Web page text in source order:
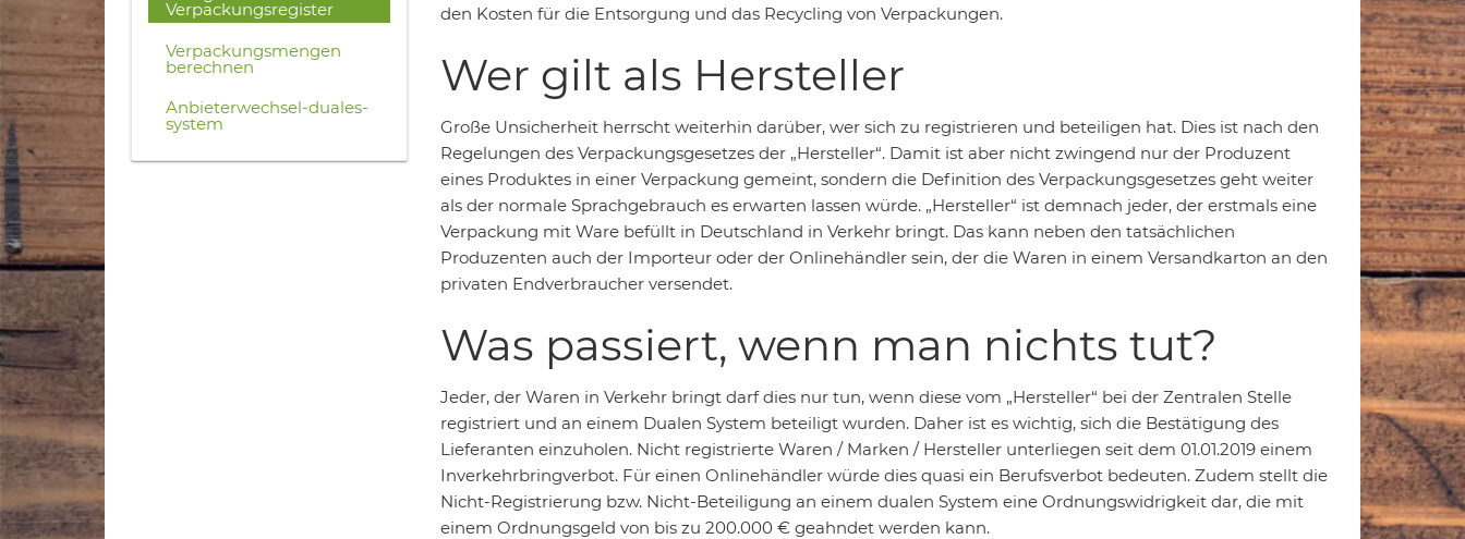
Verpackungsregister
Verpackungsmengen
berechnen
Anbieterwechsel-duales-
system
den Kosten für die Entsorgung und das Recycling von Verpackungen.
Wer gilt als Hersteller
Große Unsicherheit herrscht weiterhin darüber, wer sich zu registrieren und beteiligen hat. Dies ist nach den
Regelungen des Verpackungsgesetzes der „Hersteller“. Damit ist aber nicht zwingend nur der Produzent
eines Produktes in einer Verpackung gemeint, sondern die Definition des Verpackungsgesetzes geht weiter
als der normale Sprachgebrauch es erwarten lassen würde. „Hersteller“ ist demnach jeder, der erstmals eine
Verpackung mit Ware befüllt in Deutschland in Verkehr bringt. Das kann neben den tatsächlichen
Produzenten auch der Importeur oder der Onlinehändler sein, der die Waren in einem Versandkarton an den
privaten Endverbraucher versendet.
Was passiert, wenn man nichts tut?
Jeder, der Waren in Verkehr bringt darf dies nur tun, wenn diese vom „Hersteller“ bei der Zentralen Stelle
registriert und an einem Dualen System beteiligt wurden. Daher ist es wichtig, sich die Bestätigung des
Lieferanten einzuholen. Nicht registrierte Waren / Marken / Hersteller unterliegen seit dem 01.01.2019 einem
Inverkehrbringverbot. Für einen Onlinehändler würde dies quasi ein Berufsverbot bedeuten. Zudem stellt die
Nicht-Registrierung bzw. Nicht-Beteiligung an einem dualen System eine Ordnungswidrigkeit dar, die mit
einem Ordnungsgeld von bis zu 200.000 € geahndet werden kann.